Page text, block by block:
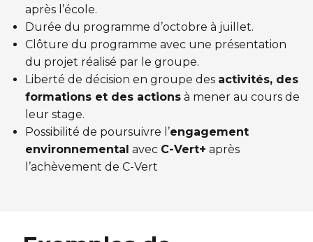
après l’école.
Durée du programme d’octobre à juillet.
Clôture du programme avec une présentation
du projet réalisé par le groupe.
Liberté de décision en groupe des activités, des
formations et des actions à mener au cours de
leur stage.
Possibilité de poursuivre l’engagement
environnemental avec C-Vert+ après
l’achèvement de C-Vert